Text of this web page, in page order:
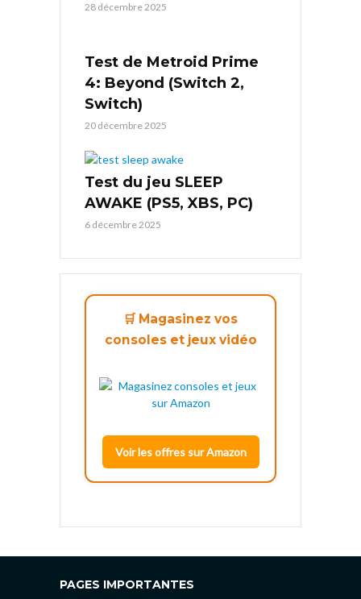
28 décembre 2025
Test de Metroid Prime
4: Beyond (Switch 2,
Switch)
20 décembre 2025
Test du jeu SLEEP
AWAKE (PS5, XBS, PC)
6 décembre 2025
🛒 Magasinez vos
consoles et jeux vidéo
Voir les offres sur Amazon
PAGES IMPORTANTES